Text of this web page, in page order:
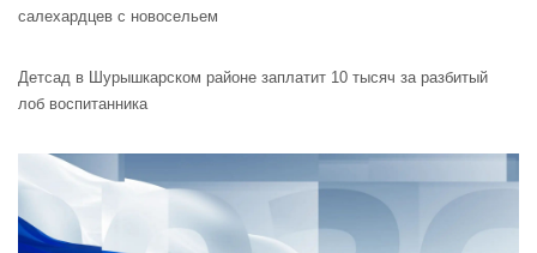
салехардцев с новосельем
Детсад в Шурышкарском районе заплатит 10 тысяч за разбитый
лоб воспитанника